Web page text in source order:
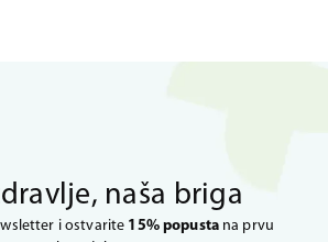
naša briga
i ostvarite 15% popustana prvu